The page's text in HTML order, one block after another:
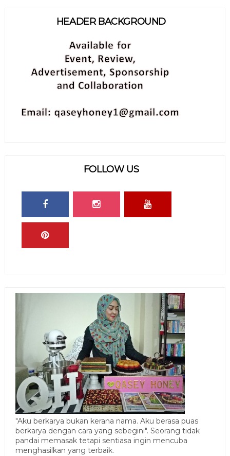
HEADER BACKGROUND
FOLLOW US
"Aku berkarya bukan kerana nama. Aku berasa puas
berkarya dengan cara yang sebegini". Seorang tidak
pandai memasak tetapi sentiasa ingin mencuba
menghasilkan yang terbaik.